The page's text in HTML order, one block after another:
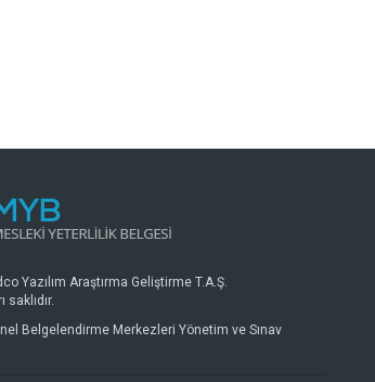
Yazılım Araştırma Geliştirme T.A.Ş.
saklıdır.
Belgelendirme Merkezleri Yönetim ve Sınav